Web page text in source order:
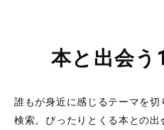
本と出会う
誰もが身近に感じるテーマを
検索。 ぴったりとくる本との